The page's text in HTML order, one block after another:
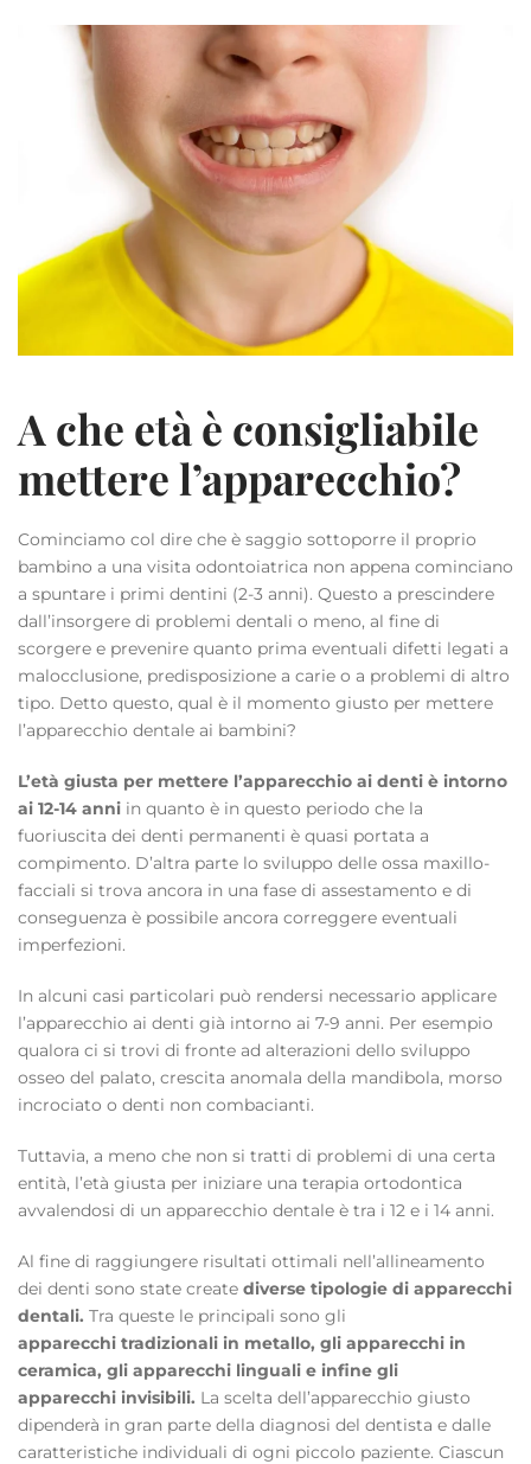
A che età è consigliabile
mettere l’apparecchio?
Cominciamo col dire che è saggio sottoporre il proprio
bambino a una visita odontoiatrica non appena cominciano
a spuntare i primi dentini (2-3 anni). Questo a prescindere
dall’insorgere di problemi dentali o meno, al fine di
scorgere e prevenire quanto prima eventuali difetti legati a
malocclusione, predisposizione a carie o a problemi di altro
tipo. Detto questo, qual è il momento giusto per mettere
l’apparecchio dentale ai bambini?
L’età giusta per mettere l’apparecchio ai denti è intorno
ai 12-14 anni in quanto è in questo periodo che la
fuoriuscita dei denti permanenti è quasi portata a
compimento. D’altra parte lo sviluppo delle ossa maxillo-
facciali si trova ancora in una fase di assestamento e di
conseguenza è possibile ancora correggere eventuali
imperfezioni.
In alcuni casi particolari può rendersi necessario applicare
l’apparecchio ai denti già intorno ai 7-9 anni. Per esempio
qualora ci si trovi di fronte ad alterazioni dello sviluppo
osseo del palato, crescita anomala della mandibola, morso
incrociato o denti non combacianti.
Tuttavia, a meno che non si tratti di problemi di una certa
entità, l’età giusta per iniziare una terapia ortodontica
avvalendosi di un apparecchio dentale è tra i 12 e i 14 anni.
Al fine di raggiungere risultati ottimali nell’allineamento
dei denti sono state create diverse tipologie di apparecchi
dentali. Tra queste le principali sono gli
apparecchi tradizionali in metallo, gli apparecchi in
ceramica, gli apparecchi linguali e infine gli
apparecchi invisibili. La scelta dell’apparecchio giusto
dipenderà in gran parte della diagnosi del dentista e dalle
caratteristiche individuali di ogni piccolo paziente. Ciascun